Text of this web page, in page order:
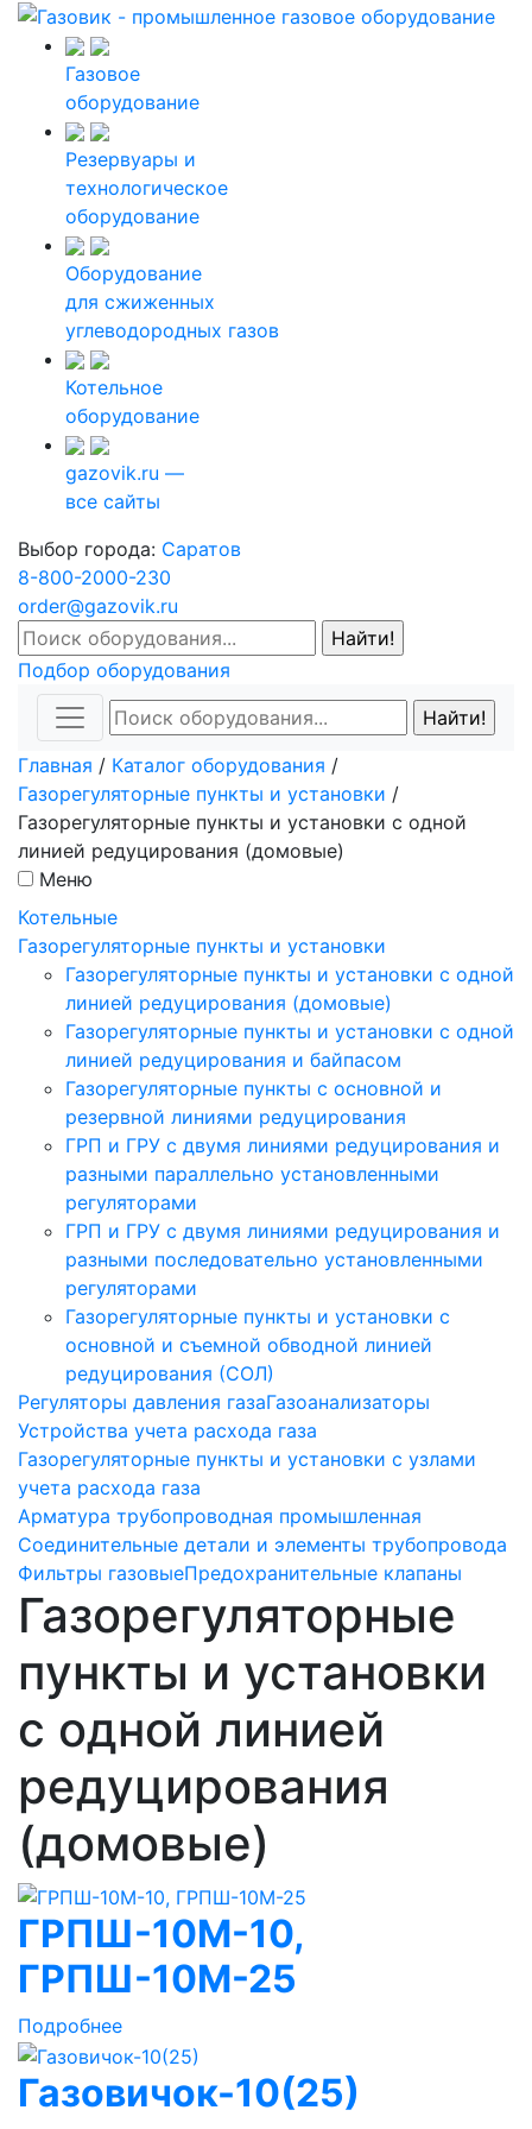
Газовое
оборудование
Резервуары и
технологическое
оборудование
Оборудование
для сжиженных
углеводородных газов
Котельное
оборудование
gazovik.ru —
все сайты
Выбор города: Саратов
8-800-2000-230
order@gazovik.ru
Подбор оборудования
Главная / Каталог оборудования /
Газорегуляторные пункты и установки /
Газорегуляторные пункты и установки с одной
линией редуцирования (домовые)
Меню
Котельные
Газорегуляторные пункты и установки
Газорегуляторные пункты и установки с одной
линией редуцирования (домовые)
Газорегуляторные пункты и установки с одной
линией редуцирования и байпасом
Газорегуляторные пункты с основной и
резервной линиями редуцирования
ГРП и ГРУ с двумя линиями редуцирования и
разными параллельно установленными
регуляторами
ГРП и ГРУ с двумя линиями редуцирования и
разными последовательно установленными
регуляторами
Газорегуляторные пункты и установки с
основной и съемной обводной линией
редуцирования (СОЛ)
Регуляторы давления газаГазоанализаторы
Устройства учета расхода газа
Газорегуляторные пункты и установки с узлами
учета расхода газа
Арматура трубопроводная промышленная
Соединительные детали и элементы трубопровода
Фильтры газовыеПредохранительные клапаны
Газорегуляторные
пункты и установки
с одной линией
редуцирования
(домовые)
ГРПШ-10М-10,
ГРПШ-10М-25
Подробнее
Газовичок-10(25)